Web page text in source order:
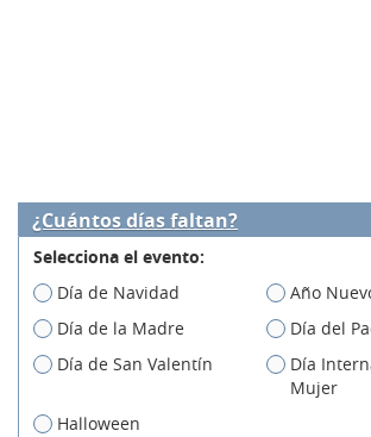
¿Cuántos días faltan?
Selecciona el evento:
Día de Navidad
Año
Día de la Madre
Día del
Día de San Valentín
Día
Mujer
Halloween